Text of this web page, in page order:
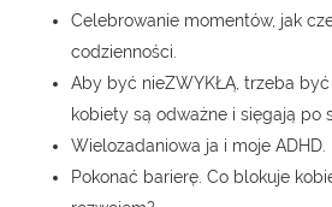
Celebrowanie momentów, jak
codzienności.
Aby być nieZWYKŁĄ, trzeba
kobiety są odważne i sięgają po
Wielozadaniowa ja i moje ADHD.
Pokonać barierę. Co blokuje